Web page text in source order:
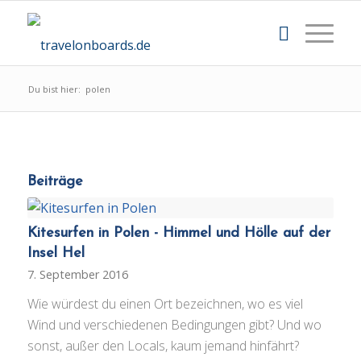
Du bist hier: polen
Beiträge
Kitesurfen in Polen - Himmel und Hölle auf der
Insel Hel
7. September 2016
Wie würdest du einen Ort bezeichnen, wo es viel
Wind und verschiedenen Bedingungen gibt? Und wo
sonst, außer den Locals, kaum jemand hinfährt?